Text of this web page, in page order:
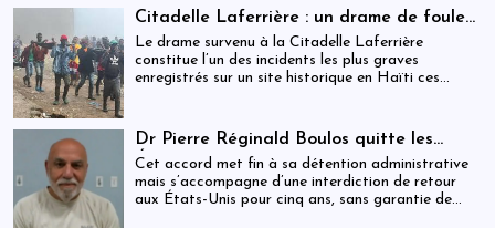
désormais les capacités locales.
Citadelle Laferrière : un drame de foule
ayant fait plus de 25 morts, enquête en
cours et zones d’ombre persistantes
Le drame survenu à la Citadelle Laferrière
constitue l’un des incidents les plus graves
enregistrés sur un site historique en Haïti ces
Dr Pierre Réginald Boulos quitte les
États-Unis pour la Colombie après un
accord migratoire
Cet accord met fin à sa détention administrative
mais s’accompagne d’une interdiction de retour
aux États-Unis pour cinq ans, sans garantie de